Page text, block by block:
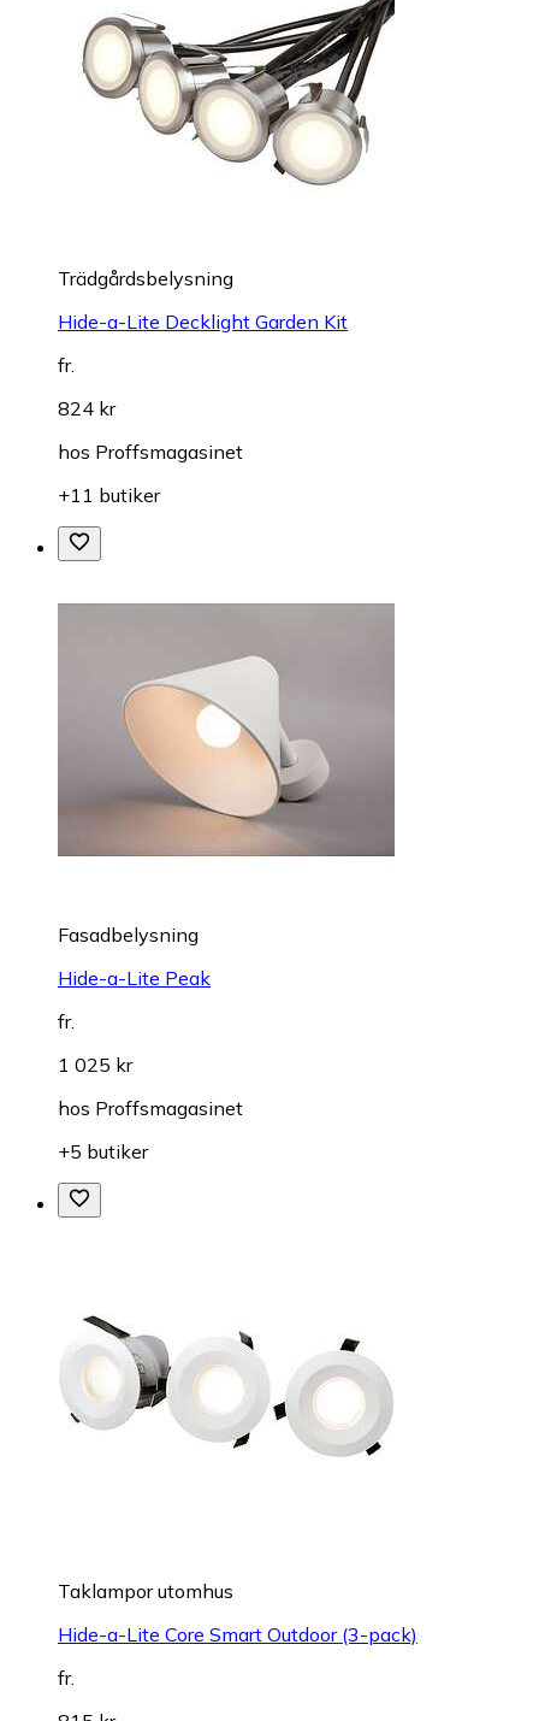
Trädgårdsbelysning
Hide-a-Lite Decklight Garden Kit
fr.
824 kr
hos Proffsmagasinet
+11 butiker
Fasadbelysning
Hide-a-Lite Peak
fr.
1 025 kr
hos Proffsmagasinet
+5 butiker
Taklampor utomhus
Hide-a-Lite Core Smart Outdoor (3-pack)
fr.